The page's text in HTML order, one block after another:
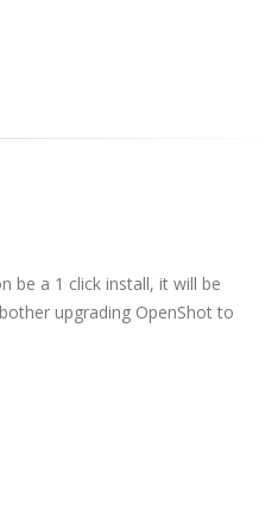
be a 1 click install, it will be
upgrading OpenShot to